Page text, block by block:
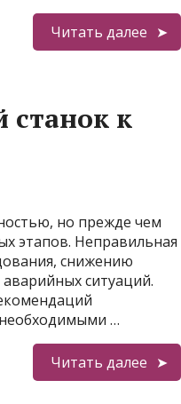
Читать далее
станок к
но прежде чем
этапов. Неправильная
снижению
ситуаций.
…
Читать далее